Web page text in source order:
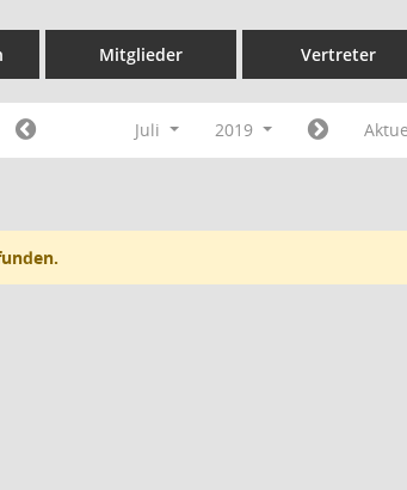
Mitglieder Vertreter
Juli 2019